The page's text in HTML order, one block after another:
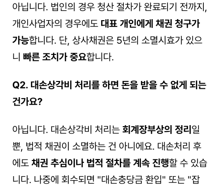
아닙니다. 법인의 경우 청산 절차가 완료되기 전까지,
개인사업자의 경우에도 대표 개인에게 채권 청구가
가능합니다. 단, 상사채권은 5년의 소멸시효가 있으
니 빠른 조치가 중요합니다.
Q2. 대손상각비 처리를 하면 돈을 받을 수 없게 되는
건가요?
아닙니다. 대손상각비 처리는 회계장부상의 정리 일
뿐, 법적 채권이 소멸하는 건 아니에요. 대손처리 후
에도 채권 추심이나 법적 절차를 계속 진행할 수 있습
니다. 나중에 회수되면 "대손충당금 환입" 또는 "잡